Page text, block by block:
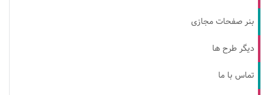
بنر صفحات مجازی
دیگر طرح ها
تماس با ما